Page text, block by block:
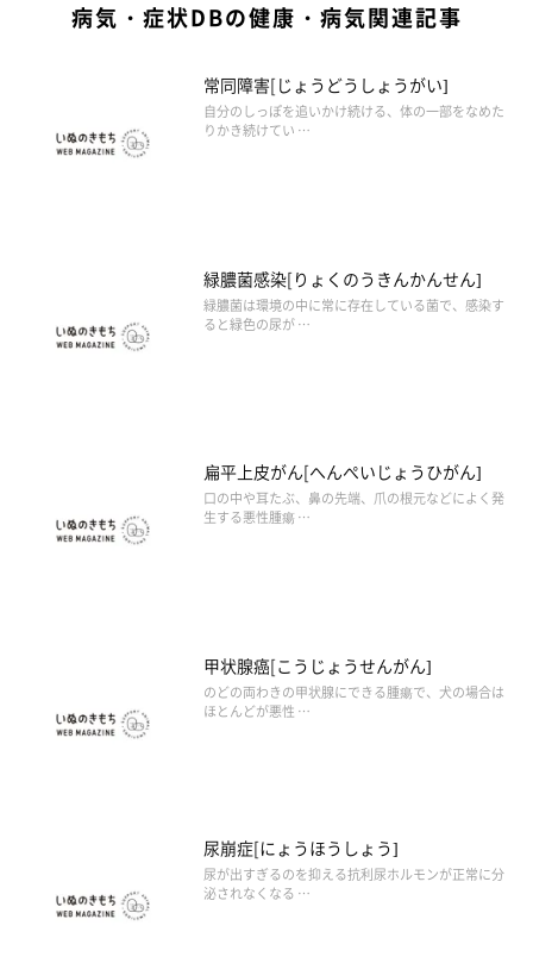
病気・症状DBの健康・病気関連記事
常同障害[じょうどうしょうがい]
自分のしっぽを追いかけ続ける、体の一部をなめた
りかき続けてい …
緑膿菌感染[りょくのうきんかんせん]
緑膿菌は環境の中に常に存在している菌で、感染す
ると緑色の尿が …
扁平上皮がん[へんぺいじょうひがん]
口の中や耳たぶ、鼻の先端、爪の根元などによく発
生する悪性腫瘍 …
甲状腺癌[こうじょうせんがん]
のどの両わきの甲状腺にできる腫瘍で、犬の場合は
ほとんどが悪性 …
尿崩症[にょうほうしょう]
尿が出すぎるのを抑える抗利尿ホルモンが正常に分
泌されなくなる …